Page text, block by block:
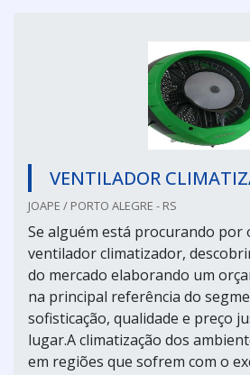
VENTILADOR
JOAPE / PORTO ALEGRE - RS
Se alguém está procurando por
ventilador climatizador,
do mercado elaborando um
na principal referência do
sofisticação, qualidade e preço
lugar.A climatização dos
em regiões que sofrem com o